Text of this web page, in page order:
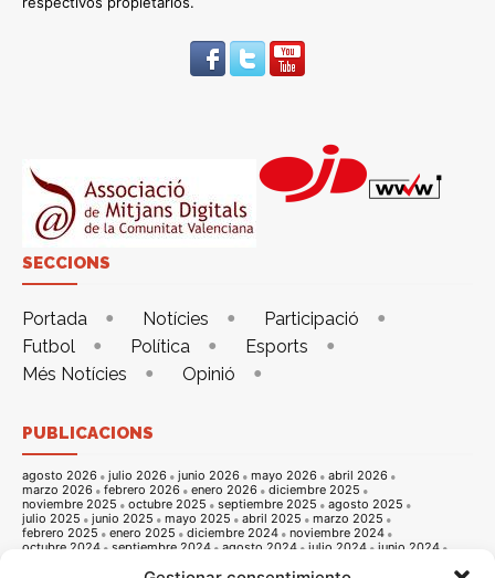
SECCIONS
Portada Notícies
Participació
Futbol
Política
Esports
Més Notícies
Opinió
PUBLICACIONS
agosto 2026 julio 2026 junio 2026 mayo 2026
abril 2026
marzo 2026
febrero 2026 enero 2026
diciembre 2025
noviembre 2025
octubre 2025 septiembre 2025
agosto 2025
julio 2025
junio 2025 mayo 2025 abril 2025
marzo 2025
febrero 2025
enero 2025 diciembre 2024
noviembre 2024
octubre 2024
septiembre 2024 agosto 2024 julio 2024
junio 2024